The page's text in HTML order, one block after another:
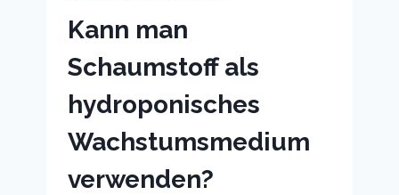
Kann man
Schaumstoff als
hydroponisches
Wachstumsmedium
verwenden?